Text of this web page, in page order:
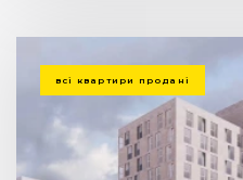
всі квартири продані